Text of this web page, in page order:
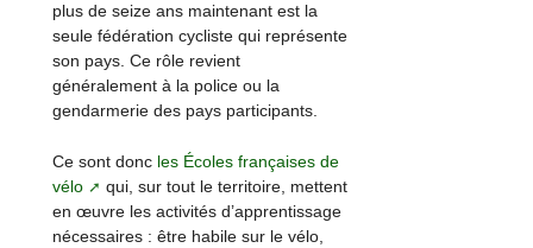
plus de seize ans maintenant est la
seule fédération cycliste qui représente
son pays. Ce rôle revient
généralement à la police ou la
gendarmerie des pays participants.
Ce sont donc les Écoles françaises de
vélo
qui, sur tout le territoire, mettent
en œuvre les activités d’apprentissage
nécessaires : être habile sur le vélo,